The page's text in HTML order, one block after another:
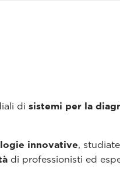
di sistemi per la
innovative,
di professionisti ed